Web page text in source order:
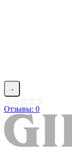
Отзывы: 0